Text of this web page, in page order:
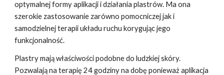
optymalnej formy aplikacji i działania plastrów. Ma ona
szerokie zastosowanie zarówno pomocniczej jak i
samodzielnej terapii układu ruchu korygując jego
funkcjonalność.
Plastry mają właściwości podobne do ludzkiej skóry.
Pozwalają na terapię 24 godziny na dobę ponieważ aplikacja